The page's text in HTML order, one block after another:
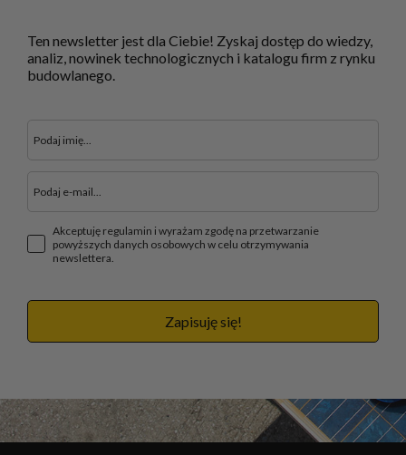
Ten newsletter jest dla Ciebie! Zyskaj dostęp do wiedzy,
analiz, nowinek technologicznych i katalogu firm z rynku
budowlanego.
Akceptuję regulamin i wyrażam zgodę na przetwarzanie
powyższych danych osobowych w celu otrzymywania
newslettera.
Zapisuję się!